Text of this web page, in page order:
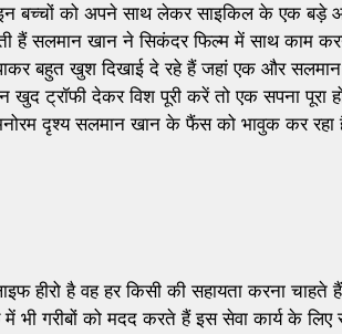
बच्चों को अपने साथ लेकर साइकिल के एक बड़े
हैं सलमान खान ने सिकंदर फिल्म में साथ काम
बहुत खुश दिखाई दे रहे हैं जहां एक और
ट्रॉफी देकर विश पूरी करें तो एक सपना पूरा
दृश्य सलमान खान के फैंस को भावुक कर रहा
हीरो है वह हर किसी की सहायता करना चाहते
भी गरीबों को मदद करते हैं इस सेवा कार्य के लिए